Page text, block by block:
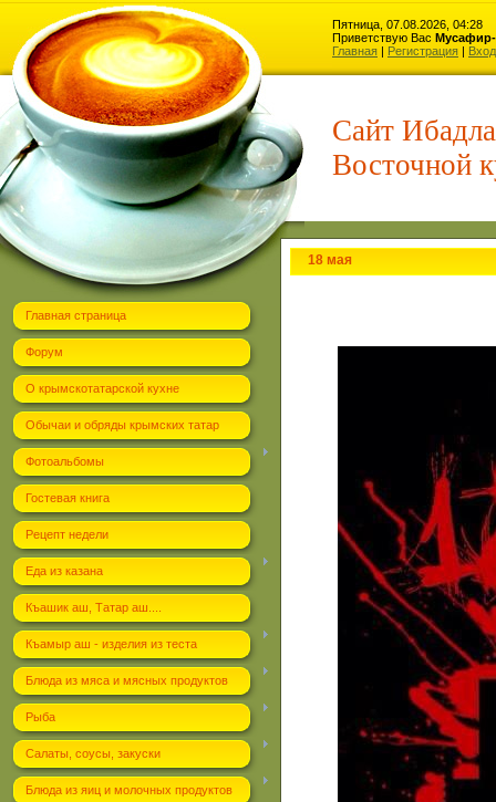
Пятница, 07.08.2026, 04:28
Приветствую Вас Мусафир-
Главная | Регистрация | Вход
Сайт
Восточной
Главная страница
Форум
О крымскотатарской кухне
Обычаи и обряды крымских татар
Фотоальбомы
Гостевая книга
Рецепт недели
Еда из казана
Къашик аш, Татар аш....
Къамыр аш - изделия из теста
Блюда из мяса и мясных продуктов
Рыба
Салаты, соусы, закуски
Блюда из яиц и молочных продуктов
18 мая